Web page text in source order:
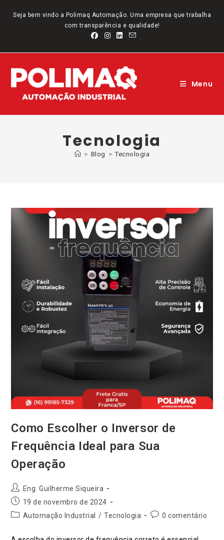
paraSeja bem vindo a Polimaq Automação. Uma empresa que trabalha
com transparência e qualidade!
Menu
Tecnologia
> Blog > Tecnologia
Como Escolher o Inversor de
Frequência Ideal para Sua
Operação
Autor
do
Eng. Guilherme Siqueira
Post
publicado:
19 de novembro de 2024
Categoria
post:
Automação Industrial / Tecnologia
Comentários
post:
0 comentário